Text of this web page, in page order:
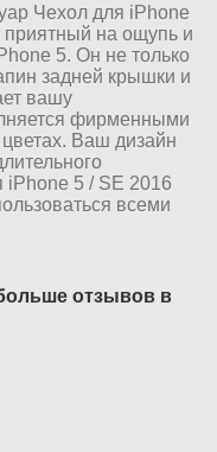
Чехол для iPhone
приятный на ощупь и
5. Он не только
задней крышки и
вашу
фирменными
Ваш дизайн
iPhone 5 / SE 2016
всеми
отзывов в